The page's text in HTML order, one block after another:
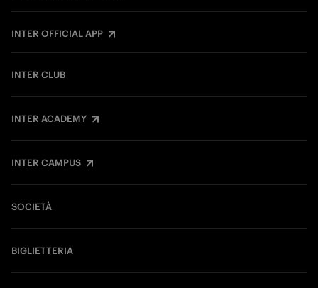
INTER OFFICIAL APP
INTER CLUB
INTER ACADEMY
INTER CAMPUS
SOCIETÀ
BIGLIETTERIA